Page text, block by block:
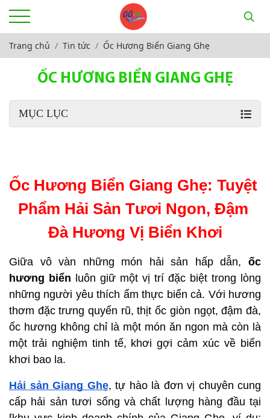
Trang chủ Tin tức Ốc Hương Biển Giang Ghẹ
ỐC HƯƠNG BIỂN GIANG GHẸ
MỤC LỤC
Ốc Hương Biển Giang Ghẹ: Tuyệt
Phẩm Hải Sản Tươi Ngon, Đậm
Đà Hương Vị Biển Khơi
Giữa vô vàn những món hải sản hấp dẫn, ốc
hương biển luôn giữ một vị trí đặc biệt trong lòng
những người yêu thích ẩm thực biển cả. Với hương
thơm đặc trưng quyến rũ, thịt ốc giòn ngọt, đậm đà,
ốc hương không chỉ là một món ăn ngon mà còn là
một trải nghiệm tinh tế, khơi gợi cảm xúc về biển
khơi bao la.
Hải sản Giang Ghẹ, tự hào là đơn vị chuyên cung
cấp hải sản tươi sống và chất lượng hàng đầu tại